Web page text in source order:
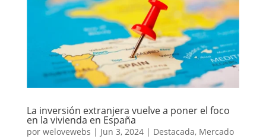
La inversión extranjera vuelve a poner el foco
en la vivienda en España
por welovewebs | Jun 3, 2024| Destacada, Mercado